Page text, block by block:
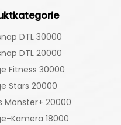
DTL 30000
DTL 20000
Fitness 30000
Stars 20000
Monster+ 20000
Kamera 18000